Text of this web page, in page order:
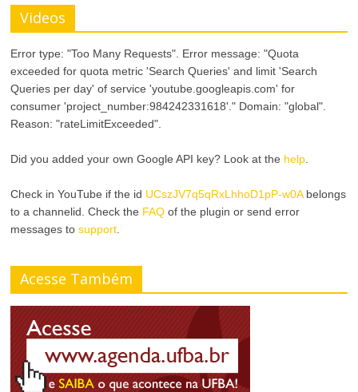
Videos
Error type: "Too Many Requests". Error message: "Quota
exceeded for quota metric 'Search Queries' and limit 'Search
Queries per day' of service 'youtube.googleapis.com' for
consumer 'project_number:984242331618'." Domain: "global".
Reason: "rateLimitExceeded".
Did you added your own Google API key? Look at the help
Check in YouTube if the id UCszJV7q5qRxLhhoD1pP-w0Abelongs
to a channelid. Check the FAQ of the plugin or send error
messages tosupport
Acesse Também